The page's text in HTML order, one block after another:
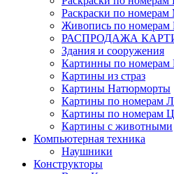
Раскраски по номерам
Живопись по номерам
РАСПРОДАЖА
Здания и сооружения
Картинны по номерам
Картины из страз
Картины Натюрморты
Картины по номерам
Картины по номерам
Картины с животными
Компьютерная техника
Наушники
Конструкторы